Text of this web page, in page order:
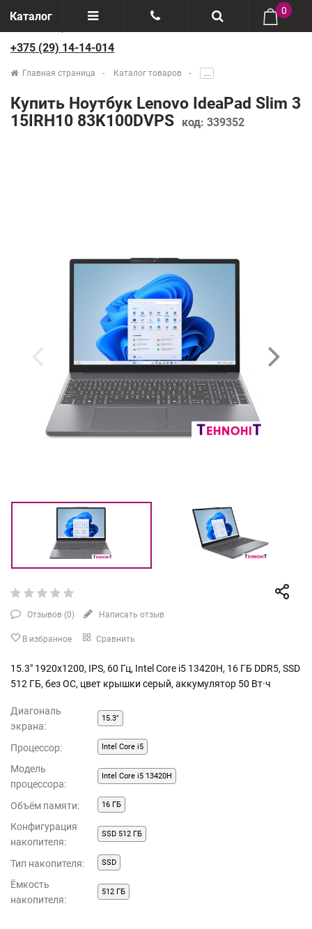
Каталог
Отзывы
Производители
+375(29) 888-44-44
0
+375 (29) 14-14-014
Главная страница Каталог товаров .....
Купить Ноутбук Lenovo IdeaPad Slim 3
15IRH10 83K100DVPS
код: 339352
Отзывов (0) Написать отзыв
В избранное Сравнить
15.3" 1920x1200, IPS, 60 Гц, Intel Core i5 13420H, 16 ГБ DDR5, SSD
512 ГБ, без ОС, цвет крышки серый, аккумулятор 50 Вт·ч
Диагональ
экрана:
15.3"
Процессор: Intel Core i5
Модель
процессора:
Intel Core i5 13420H
Объём памяти: 16 ГБ
Конфигурация
накопителя:
SSD 512 ГБ
Тип накопителя: SSD
Ёмкость
накопителя:
512 ГБ